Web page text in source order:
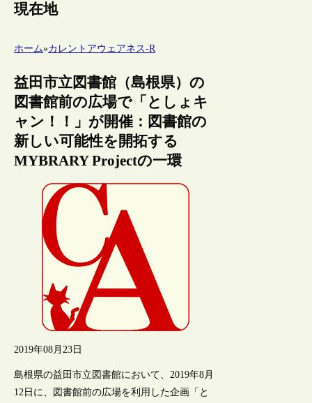
現在地
ホーム»カレントアウェアネス-R
益田市立図書館（島根県）の
図書館前の広場で「としょキ
ャン！！」が開催：図書館の
新しい可能性を開拓する
MYBRARY Projectの一環
2019年08月23日
島根県の益田市立図書館において、2019年8月
12日に、図書館前の広場を利用した企画「と